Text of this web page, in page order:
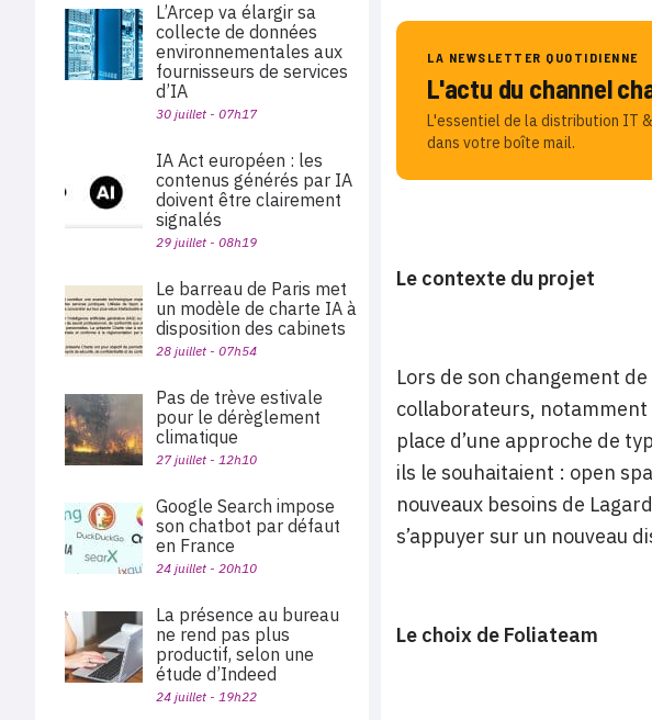
LA NEWSLETTER QUOTIDIENNE
L'actu du channel
L'essentiel de la distribution IT
dans votre boîte mail.
Le contexte du projet
Lors de son changement
collaborateurs, notamment
place d’une approche de
ils le souhaitaient : open
nouveaux besoins de
s’appuyer sur un nouveau
Le choix de Foliateam
L’Arcep va élargir sa
collecte de données
environnementales aux
fournisseurs de services
d’IA
30 juillet - 07h17
IA Act européen : les
contenus générés par IA
doivent être clairement
signalés
29 juillet - 08h19
Le barreau de Paris met
un modèle de charte IA à
disposition des cabinets
28 juillet - 07h54
Pas de trève estivale
pour le dérèglement
climatique
27 juillet - 12h10
Google Search impose
son chatbot par défaut
en France
24 juillet - 20h10
La présence au bureau
ne rend pas plus
productif, selon une
étude d’Indeed
24 juillet - 19h22